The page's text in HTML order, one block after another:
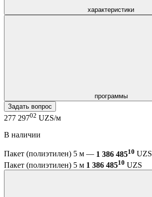
характеристики
программы
Задать вопрос
277 29702 UZS/м
В наличии
Пакет (полиэтилен) 5 м — 1 386 48510 UZS
Пакет (полиэтилен) 5 м 1 386 48510 UZS